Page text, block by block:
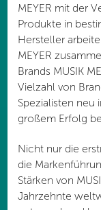
MEYER mit der
Produkte in
Hersteller
MEYER
Brands MUSIK
Vielzahl von
Spezialisten neu
großem Erfolg
Nicht nur die
die
Stärken von
Jahrzehnte